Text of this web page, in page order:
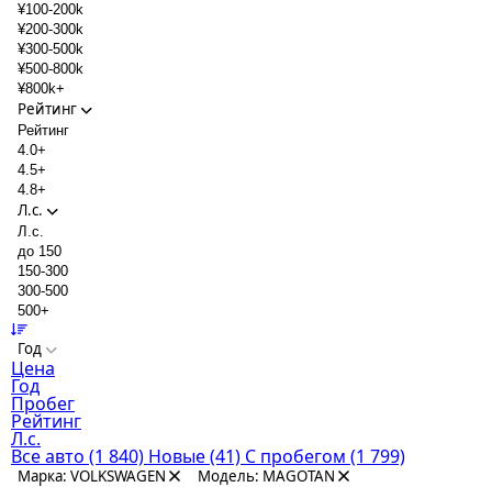
¥100-200k
¥200-300k
¥300-500k
¥500-800k
¥800k+
Рейтинг
Рейтинг
4.0+
4.5+
4.8+
Л.с.
Л.с.
до 150
150-300
300-500
500+
Год
Цена
Год
Пробег
Рейтинг
Л.с.
Все авто (1 840) Новые(41) С пробегом (1 799)
Марка: VOLKSWAGEN Модель: MAGOTAN